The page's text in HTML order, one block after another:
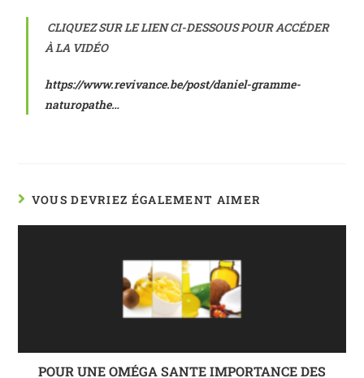
CLIQUEZ SUR LE LIEN CI-DESSOUS POUR ACCÉDER
À LA VIDÉO
https://www.revivance.be/post/daniel-gramme-
naturopathe…
VOUS DEVRIEZ ÉGALEMENT AIMER
POUR UNE OMÉGA SANTE IMPORTANCE DES